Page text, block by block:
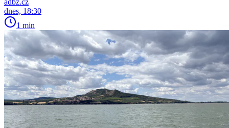
adbz.cz
dnes, 18:30
1 min